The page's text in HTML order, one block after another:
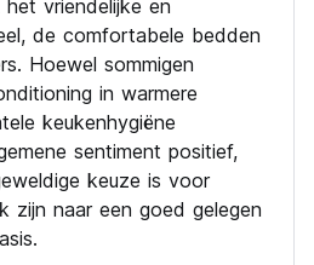
IS IN DE PRIJS
hostel de traditioneel Italiaanse
cappuccino - koffie - thee en
handdoeken, zeep en shampoo
toegewezen door het systeem.
en wilt u in dezelfde kamer
beste een privékamer boeken.
neem dan contact met ons op en
vriendelijke en
de comfortabele bedden
Hoewel sommigen
in warmere
keukenhygiëne
sentiment positief,
keuze is voor
zijn naar een goed gelegen